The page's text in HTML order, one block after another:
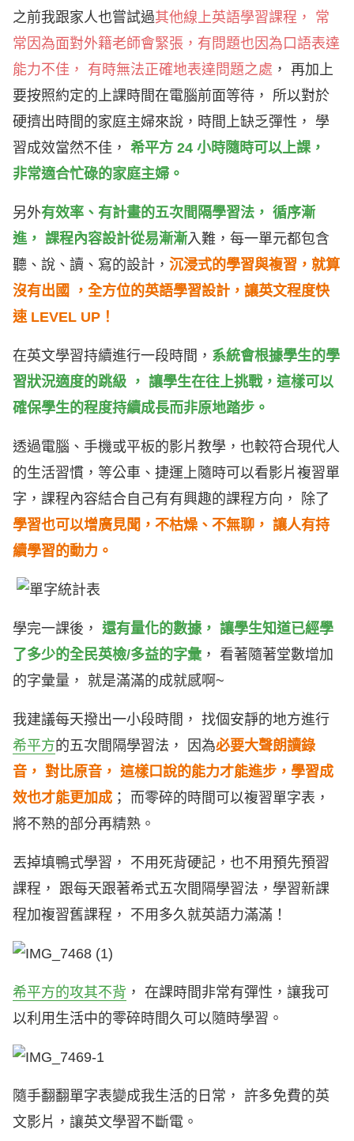
之前我跟家人也嘗試過其他線上英語學習課程， 常
常因為面對外籍老師會緊張，有問題也因為口語表達
能力不佳， 有時無法正確地表達問題之處 ， 再加上
要按照約定的上課時間在電腦前面等待， 所以對於
硬擠出時間的家庭主婦來說，時間上缺乏彈性， 學
習成效當然不佳， 希平方 24 小時隨時可以上課，
非常適合忙碌的家庭主婦。
另外有效率、有計畫的五次間隔學習法， 循序漸
進， 課程內容設計從易漸漸入難，每一單元都包含
聽、說、讀、寫的設計， 沉浸式的學習與複習，就算
沒有出國 ，全方位的英語學習設計，讓英文程度快
速 LEVEL UP！
在英文學習持續進行一段時間， 系統會根據學生的學
習狀況適度的跳級 ， 讓學生在往上挑戰，這樣可以
確保學生的程度持續成長而非原地踏步。
透過電腦、手機或平板的影片教學，也較符合現代人
的生活習慣，等公車、捷運上隨時可以看影片複習單
字，課程內容結合自己有有興趣的課程方向， 除了
學習也可以增廣見聞，不枯燥、不無聊， 讓人有持
續學習的動力。
學完一課後， 還有量化的數據， 讓學生知道已經學
了多少的全民英檢/多益的字彙 ， 看著隨著堂數增加
的字彙量， 就是滿滿的成就感啊~
我建議每天撥出一小段時間， 找個安靜的地方進行
希平方的五次間隔學習法， 因為必要大聲朗讀錄
音， 對比原音， 這樣口說的能力才能進步，學習成
效也才能更加成 ； 而零碎的時間可以複習單字表，
將不熟的部分再精熟。
丟掉填鴨式學習， 不用死背硬記，也不用預先預習
課程， 跟每天跟著希式五次間隔學習法，學習新課
程加複習舊課程， 不用多久就英語力滿滿！
希平方的攻其不背 ， 在課時間非常有彈性，讓我可
以利用生活中的零碎時間久可以隨時學習。
隨手翻翻單字表變成我生活的日常， 許多免費的英
文影片，讓英文學習不斷電。